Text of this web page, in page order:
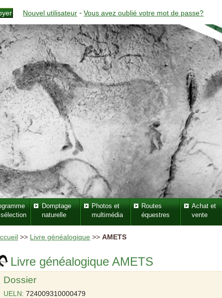
Nouvel utilisateur -Vous avez oublié votre mot de passe?
Domptage
naturelle
Photos et
multimédia
Routes
équestres
Achat et
vente
>> Livre généalogique >>AMETS
Livre généalogique AMETS
Dossier
UELN: 724009310000479